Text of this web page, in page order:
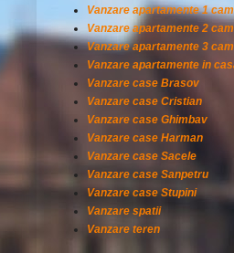
Vanzare apartamente 1
Vanzare apartamente 2
Vanzare apartamente 3
Vanzare apartamente in
Vanzare case Brasov
Vanzare case Cristian
Vanzare case Ghimbav
Vanzare case Harman
Vanzare case Sacele
Vanzare case Sanpetru
Vanzare case Stupini
Vanzare spatii
Vanzare teren